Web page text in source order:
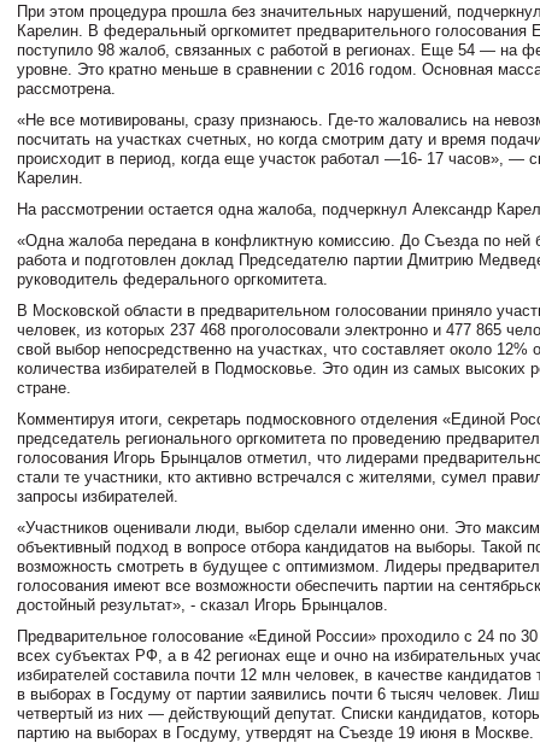
При этом процедура прошла без значительных нарушений,
Карелин. В федеральный оргкомитет предварительного голосования
поступило 98 жалоб, связанных с работой в регионах. Еще 54 — на
уровне. Это кратно меньше в сравнении с 2016 годом. Основная
рассмотрена.
«Не все мотивированы, сразу признаюсь. Где-то жаловались на
посчитать на участках счетных, но когда смотрим дату и время
происходит в период, когда еще участок работал —16- 17 часов», —
Карелин.
На рассмотрении остается одна жалоба, подчеркнул Александр
«Одна жалоба передана в конфликтную комиссию. До Съезда по ней
работа и подготовлен доклад Председателю партии Дмитрию
руководитель федерального оргкомитета.
В Московской области в предварительном голосовании приняло
человек, из которых 237 468 проголосовали электронно и 477 865
свой выбор непосредственно на участках, что составляет около 12%
количества избирателей в Подмосковье. Это один из самых высоких
стране.
Комментируя итоги, секретарь подмосковного отделения «Единой
председатель регионального оргкомитета по проведению
голосования Игорь Брынцалов отметил, что лидерами
стали те участники, кто активно встречался с жителями, сумел
запросы избирателей.
«Участников оценивали люди, выбор сделали именно они. Это
объективный подход в вопросе отбора кандидатов на выборы. Такой
возможность смотреть в будущее с оптимизмом. Лидеры
голосования имеют все возможности обеспечить партии на
достойный результат», - сказал Игорь Брынцалов.
Предварительное голосование «Единой России» проходило с 24 по
всех субъектах РФ, а в 42 регионах еще и очно на избирательных
избирателей составила почти 12 млн человек, в качестве кандидатов
в выборах в Госдуму от партии заявились почти 6 тысяч человек.
четвертый из них — действующий депутат. Списки кандидатов,
партию на выборах в Госдуму, утвердят на Съезде 19 июня в Москве.